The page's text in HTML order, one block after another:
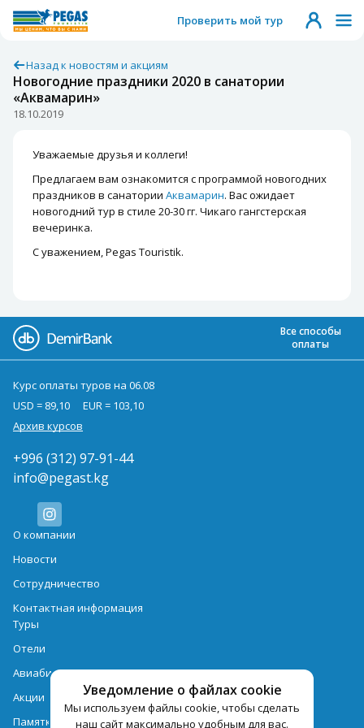
Проверить мой тур
Назад к новостям и акциям
Новогодние праздники 2020 в санатории
«Аквамарин»
18.10.2019
Уважаемые друзья и коллеги!
Предлагаем вам ознакомится с программой новогодних
праздников в санатории Аквамарин. Вас ожидает
новогодний тур в стиле 20-30 гг. Чикаго гангстерская
вечеринка.
С уважением, Pegas Touristik.
Уведомление о файлах cookie
Мы используем файлы cookie, чтобы сделать
наш сайт максимально удобным для вас.
Все способы
оплаты
Курс оплаты туров на 06.08
USD = 89,10
EUR = 103,10
Архив курсов
+996 (312) 97-91-44
info@pegast.kg
О компании
Новости
Сотрудничество
Контактная информация
Туры
Отели
Авиабилеты
Акции
Памятка для туристов